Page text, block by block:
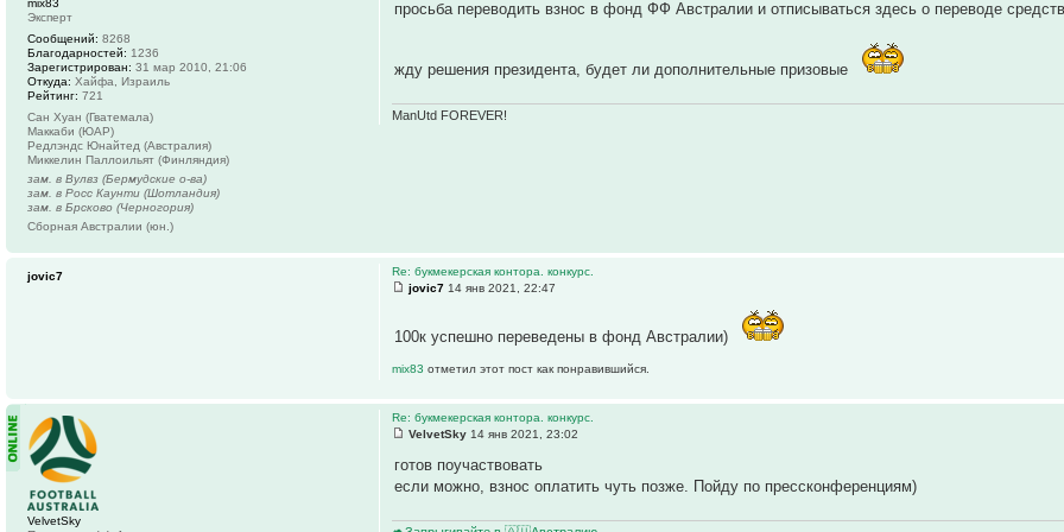
просьба переводить взнос в фонд ФФ Австралии и отписываться здесь о переводе
жду решения президента, будет ли дополнительные призовые
ManUtd FOREVER!
mix83
Эксперт
Сообщений: 8268
Благодарностей: 1236
Зарегистрирован: 31 мар 2010, 21:06
Откуда: Хайфа, Израиль
Рейтинг: 721
Сан Хуан (Гватемала)
Маккаби (ЮАР)
Редлэндс Юнайтед (Австралия)
Миккелин Паллоильят (Финляндия)
зам. в Вулвз (Бермудские о-ва)
зам. в Росс Каунти (Шотландия)
зам. в Брсково (Черногория)
Сборная Австралии (юн.)
Re: букмекерская контора. конкурс.
jovic7 14 янв 2021, 22:47
100к успешно переведены в фонд Австралии)
mix83отметил этот пост как понравившийся.
jovic7
Re: букмекерская контора. конкурс.
VelvetSky 14 янв 2021, 23:02
готов поучаствовать
если можно, взнос оплатить чуть позже. Пойду по прессконференциям)
VelvetSky